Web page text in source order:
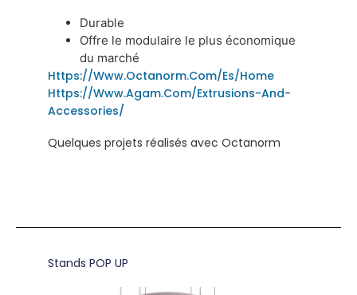
Durable
Offre le modulaire le plus économique
du marché
Https://www.octanorm.com/es/Home
Https://www.agam.com/extrusions-And-
Accessories/
Quelques projets réalisés avec Octanorm
Stands POP UP